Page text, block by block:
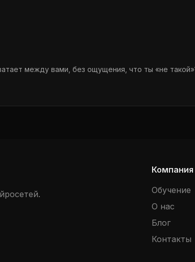
между вами, без ощущения, что ты «не
там, где нужнее всего говорить.
как приблизить.
говорить спокойно, открыто, без оценки.
в теле, в близости.
быть желающим, чувствующим, живым.
отношения, доверие, потерянное тепло.
Компания
Обучение
О нас
Блог
Контакты